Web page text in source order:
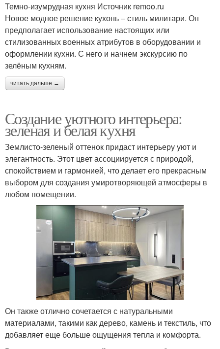
Темно-изумрудная кухня Источник remoo.ru
Новое модное решение кухонь – стиль милитари. Он
предполагает использование настоящих или
стилизованных военных атрибутов в оборудовании и
оформлении кухни. С него и начнем экскурсию по
зелёным кухням.
читать дальше →
Создание уютного интерьера:
зеленая и белая кухня
Землисто-зеленый оттенок придаст интерьеру уют и
элегантность. Этот цвет ассоциируется с природой,
спокойствием и гармонией, что делает его прекрасным
выбором для создания умиротворяющей атмосферы в
любом помещении.
Он также отлично сочетается с натуральными
материалами, такими как дерево, камень и текстиль, что
добавляет еще больше ощущения тепла и комфорта.